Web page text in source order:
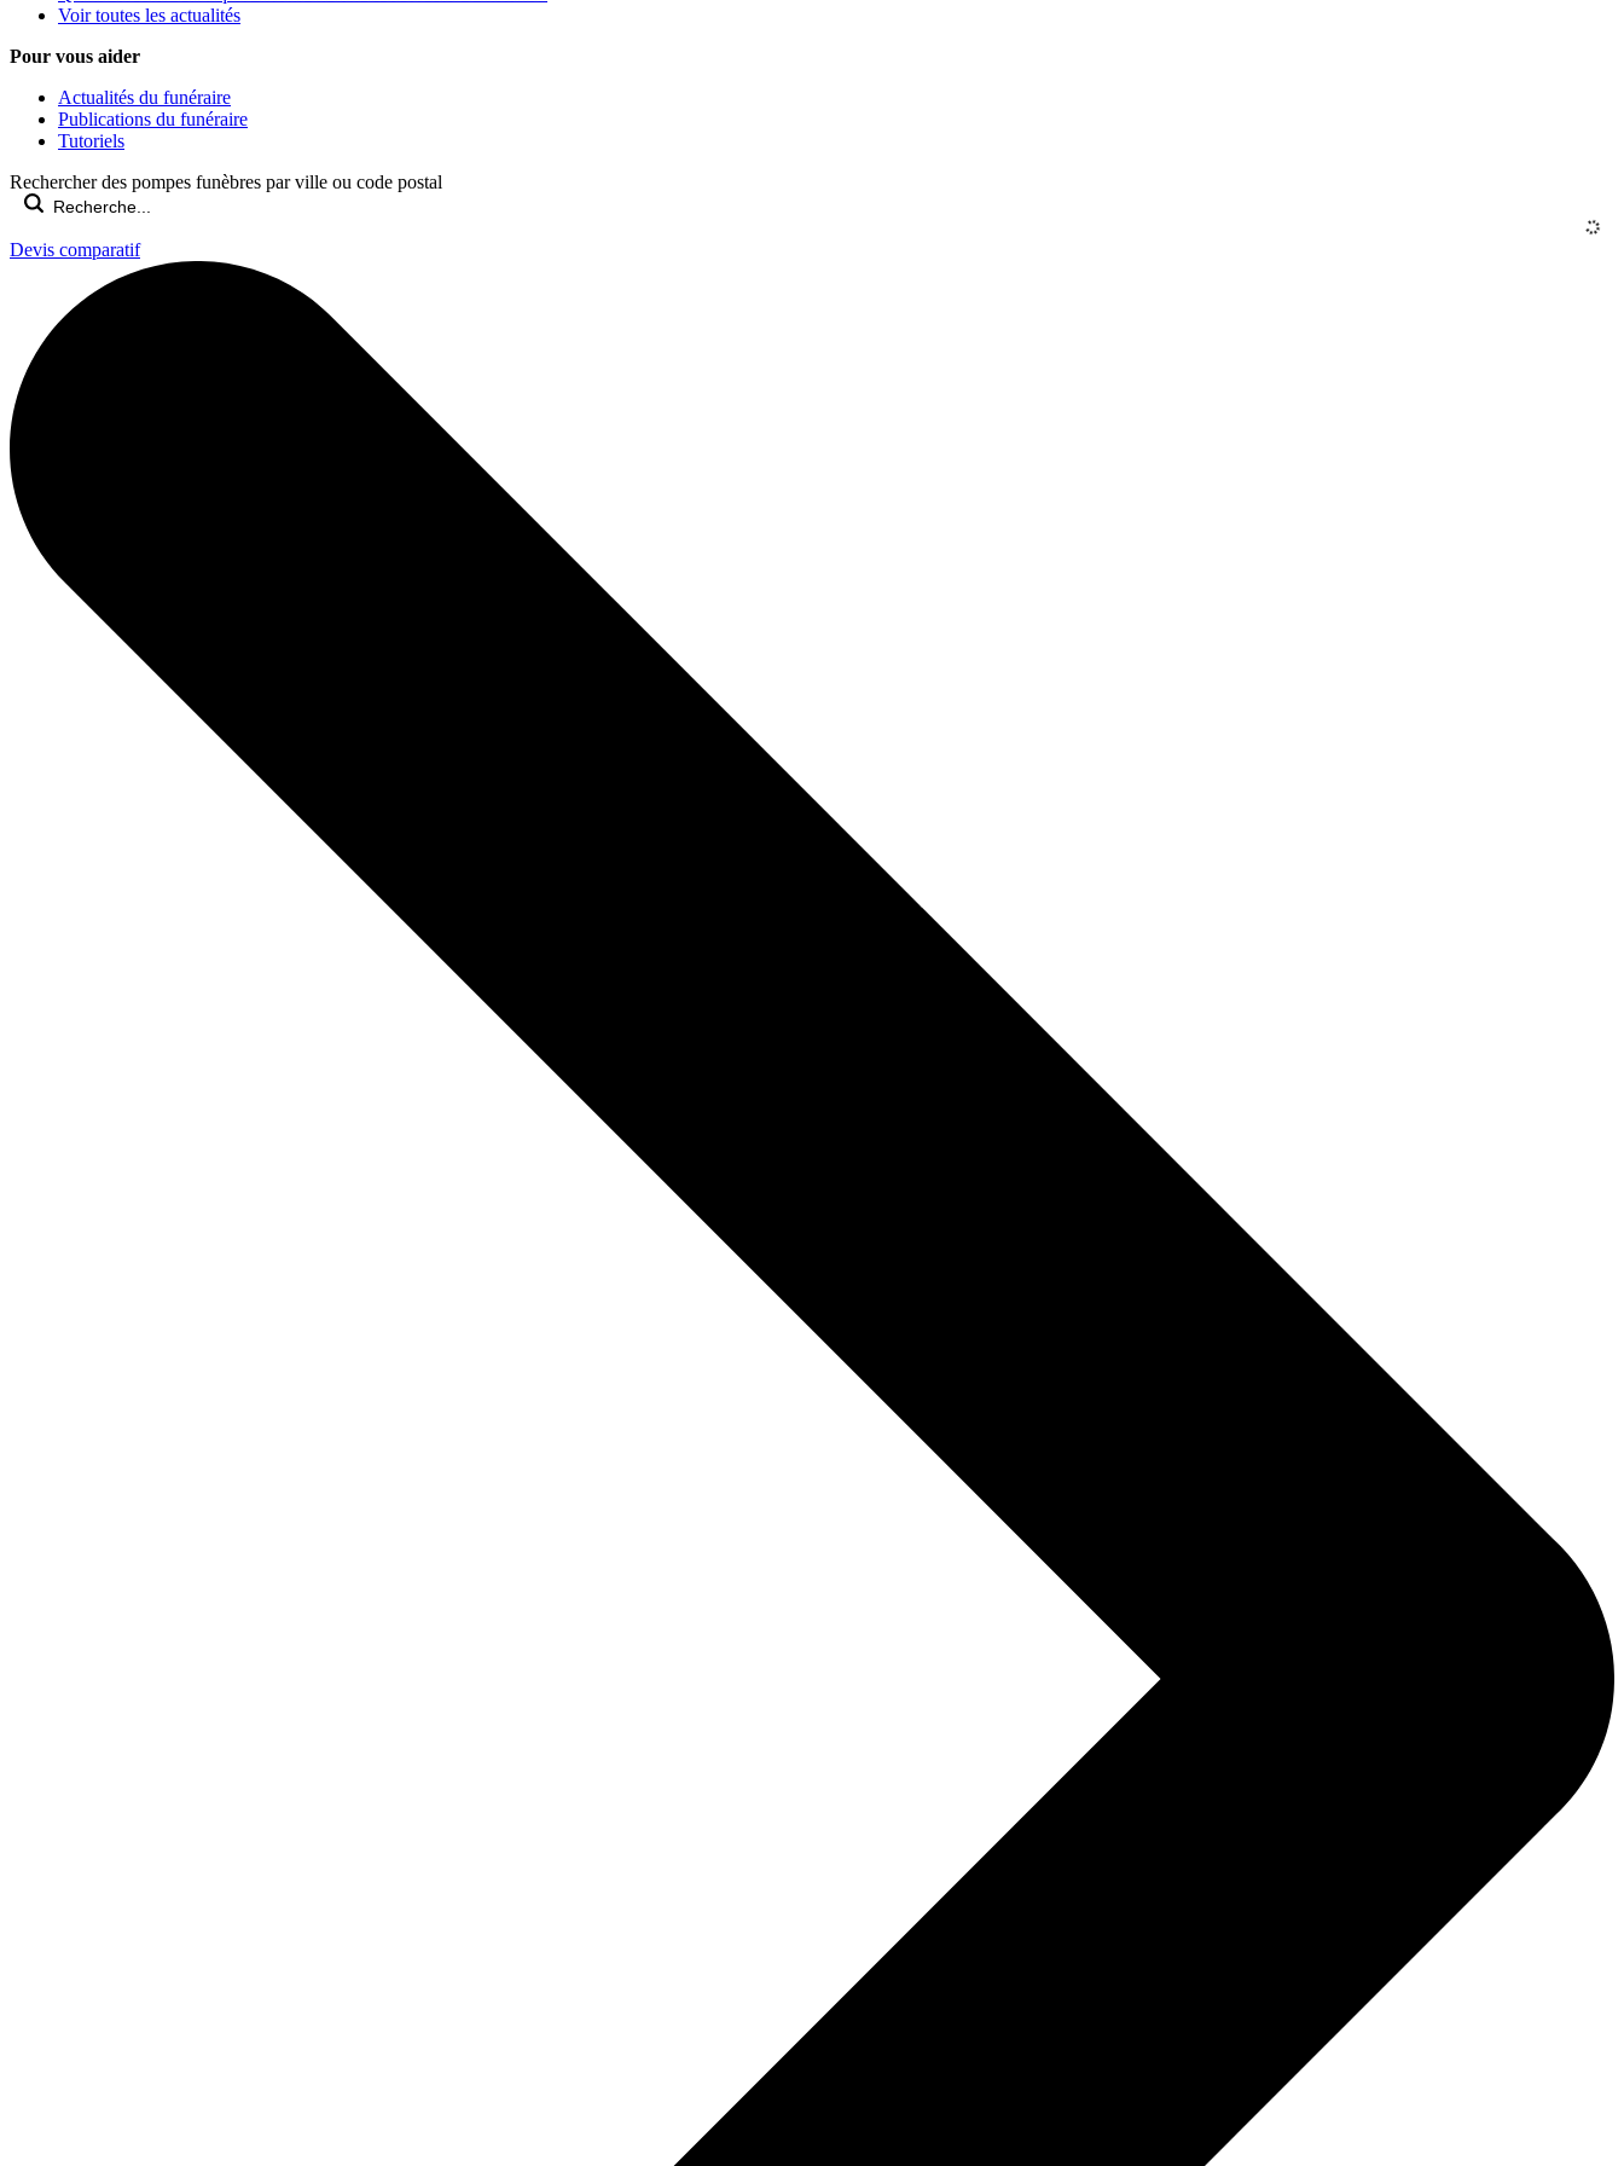
Voir toutes les actualités
Pour vous aider
Actualités du funéraire
Publications du funéraire
Tutoriels
Rechercher des pompes funèbres par ville ou code postal
Devis comparatif